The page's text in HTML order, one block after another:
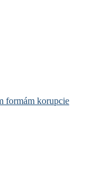
formám korupcie